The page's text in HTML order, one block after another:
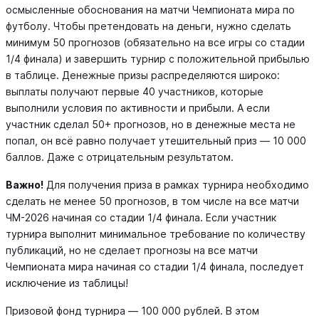
осмысленные обоснования на матчи Чемпионата мира по
футболу. Чтобы претендовать на деньги, нужно сделать
минимум 50 прогнозов (обязательно на все игры со стадии
1/4 финала) и завершить турнир с положительной прибылью
в таблице. Денежные призы распределяются широко:
выплаты получают первые 40 участников, которые
выполнили условия по активности и прибыли. А если
участник сделал 50+ прогнозов, но в денежные места не
попал, он всё равно получает утешительный приз — 10 000
баллов. Даже с отрицательным результатом.
Важно! Для получения приза в рамках турнира необходимо
сделать не менее 50 прогнозов, в том числе на все матчи
ЧМ-2026 начиная со стадии 1/4 финала. Если участник
турнира выполнит минимальное требование по количеству
публикаций, но не сделает прогнозы на все матчи
Чемпионата мира начиная со стадии 1/4 финала, последует
исключение из таблицы!
Призовой фонд турнира — 100 000 рублей. В этом